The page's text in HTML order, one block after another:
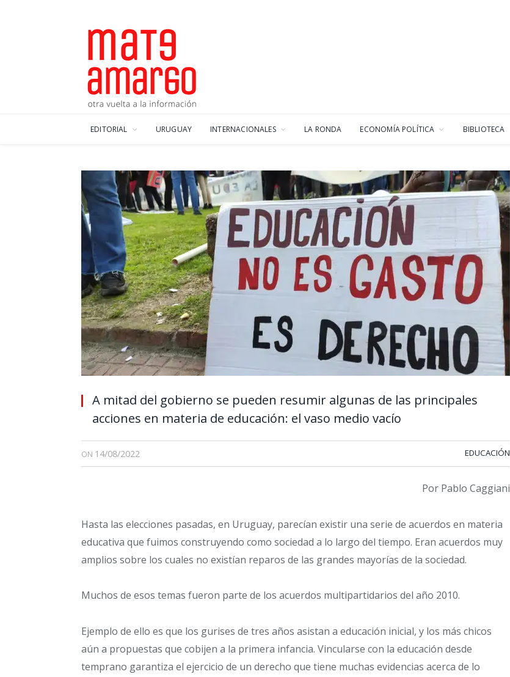
EDITORIAL URUGUAY INTERNACIONALES LA RONDA ECONOMÍA POLÍTICA BIBLIOTECA
A mitad del gobierno se pueden resumir algunas de las principales
acciones en materia de educación: el vaso medio vacío
ON 14/08/2022 EDUCACIÓN
Por Pablo Caggiani
Hasta las elecciones pasadas, en Uruguay, parecían existir una serie de acuerdos en materia
educativa que fuimos construyendo como sociedad a lo largo del tiempo. Eran acuerdos muy
amplios sobre los cuales no existían reparos de las grandes mayorías de la sociedad.
Muchos de esos temas fueron parte de los acuerdos multipartidarios del año 2010.
Ejemplo de ello es que los gurises de tres años asistan a educación inicial, y los más chicos
aún a propuestas que cobijen a la primera infancia. Vincularse con la educación desde
temprano garantiza el ejercicio de un derecho que tiene muchas evidencias acerca de lo